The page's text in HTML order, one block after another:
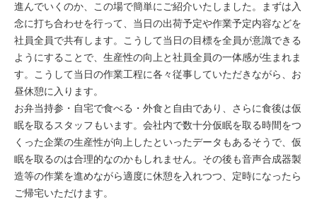
進んでいくのか、この場で簡単にご紹介いたしました。まずは入
念に打ち合わせを行って、当日の出荷予定や作業予定内容などを
社員全員で共有します。こうして当日の目標を全員が意識できる
ようにすることで、生産性の向上と社員全員の一体感が生まれま
す。こうして当日の作業工程に各々従事していただきながら、お
昼休憩に入ります。
お弁当持参・自宅で食べる・外食と自由であり、さらに食後は仮
眠を取るスタッフもいます。会社内で数十分仮眠を取る時間をつ
くった企業の生産性が向上したといったデータもあるそうで、仮
眠を取るのは合理的なのかもしれません。その後も音声合成器製
造等の作業を進めながら適度に休憩を入れつつ、定時になったら
ご帰宅いただけます。